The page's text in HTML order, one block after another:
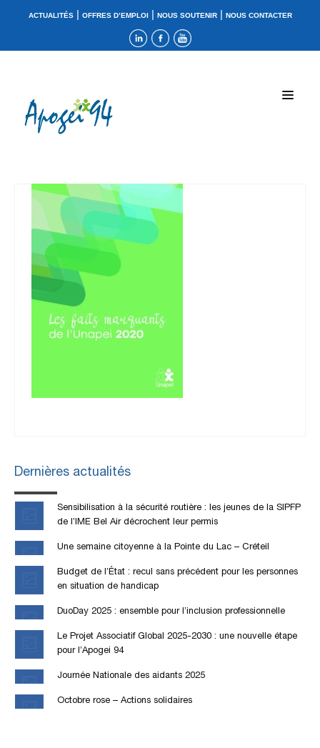
ACTUALITÉS| OFFRES D’EMPLOI| NOUS SOUTENIR| NOUS CONTACTER
Dernières actualités
Sensibilisation à la sécurité routière : les jeunes de la SIPFP
de l’IME Bel Air décrochent leur permis
Une semaine citoyenne à la Pointe du Lac – Créteil
Budget de l’État : recul sans précédent pour les personnes
en situation de handicap
DuoDay 2025 : ensemble pour l’inclusion professionnelle
Le Projet Associatif Global 2025-2030 : une nouvelle étape
pour l’Apogei 94
Journée Nationale des aidants 2025
Octobre rose – Actions solidaires